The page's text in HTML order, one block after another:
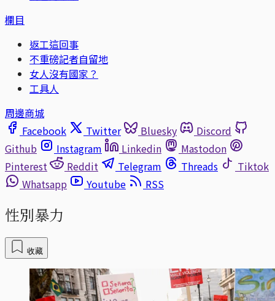
欄目
返工這回事
不重磅記者自留地
女人沒有國家？
工具人
周邊商城
Facebook
Twitter Bluesky
Discord
Github
Instagram Linkedin
Mastodon
Pinterest
Reddit Telegram Threads
Tiktok
Whatsapp
Youtube RSS
性別暴力
收藏